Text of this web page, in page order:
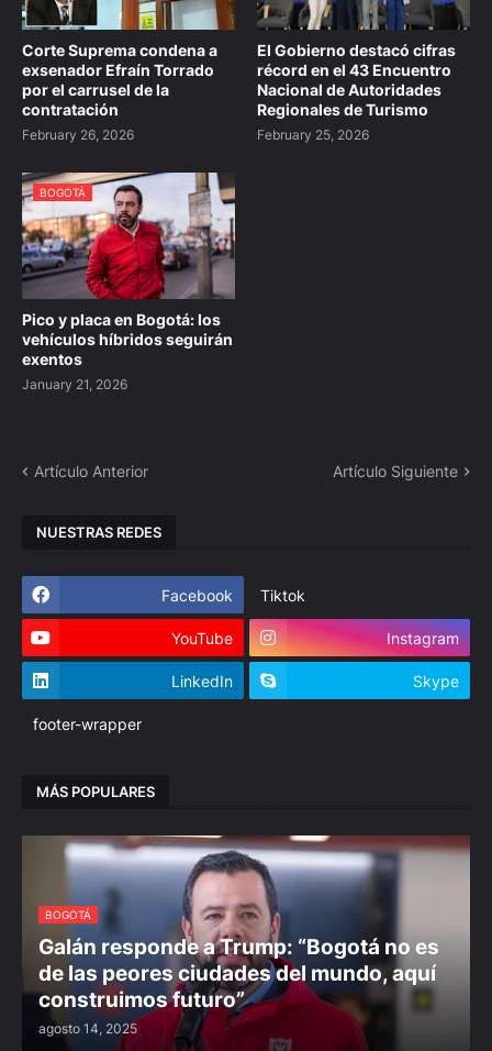
Corte Suprema condena a
exsenador Efraín Torrado
por el carrusel de la
contratación
February 26, 2026
El Gobierno destacó cifras
récord en el 43 Encuentro
Nacional de Autoridades
Regionales de Turismo
February 25, 2026
BOGOTÁ
Pico y placa en Bogotá: los
vehículos híbridos seguirán
exentos
January 21, 2026
Artículo Anterior Artículo Siguiente
NUESTRAS REDES
Facebook Tiktok
YouTube Instagram
LinkedIn Skype
footer-wrapper
MÁS POPULARES
BOGOTÁ
Galán responde a Trump: “Bogotá no es
de las peores ciudades del mundo, aquí
construimos futuro”
agosto 14, 2025